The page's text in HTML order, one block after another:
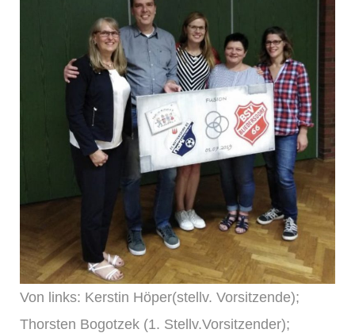
Von links: Kerstin Höper(stellv. Vorsitzende);
Thorsten Bogotzek (1. Stellv.Vorsitzender);